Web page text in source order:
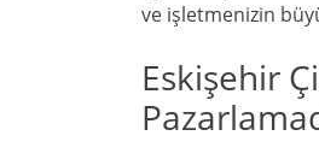
ve işletmenizin
Eskişehir